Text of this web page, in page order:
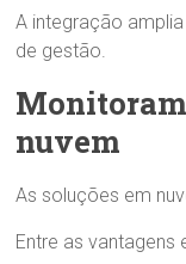
A integração
de gestão.
nuvem
As soluções em
Entre as vantagens